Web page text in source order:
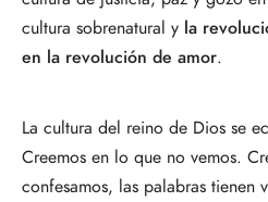
cultura sobrenatural y la
en la revolución de amor.
La cultura del reino de Dios se
Creemos en lo que no vemos.
confesamos, las palabras tienen